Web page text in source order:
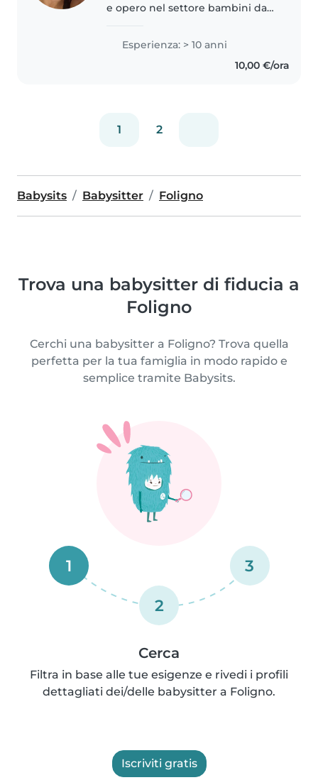
e opero nel settore bambini da
e stare a contatto con i piccoli
sono molto empatia e i bimbi mi
Esperienza: > 10 anni
10,00 €/ora
1 2
Babysits Babysitter Foligno
Trova una babysitter di fiducia a
Foligno
Cerchi una babysitter a Foligno? Trova quella
perfetta per la tua famiglia in modo rapido e
semplice tramite Babysits.
1
2
3
Cerca
Filtra in base alle tue esigenze e rivedi i profili
dettagliati dei/delle babysitter a Foligno.
Iscriviti gratis